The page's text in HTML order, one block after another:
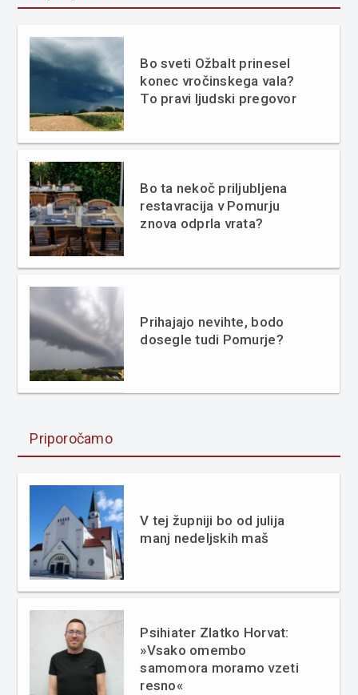
Bo sveti Ožbalt prinesel
konec vročinskega vala?
To pravi ljudski pregovor
Bo ta nekoč priljubljena
restavracija v Pomurju
znova odprla vrata?
Prihajajo nevihte, bodo
dosegle tudi Pomurje?
Priporočamo
V tej župniji bo od julija
manj nedeljskih maš
Psihiater Zlatko Horvat:
»Vsako omembo
samomora moramo vzeti
resno«